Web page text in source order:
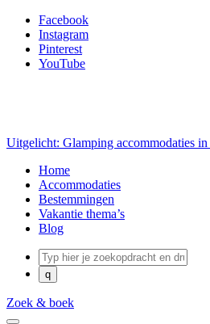
Facebook
Instagram
Pinterest
YouTube
Uitgelicht: Glamping accommodaties in
Home
Accommodaties
Bestemmingen
Vakantie thema’s
Blog
Zoek & boek